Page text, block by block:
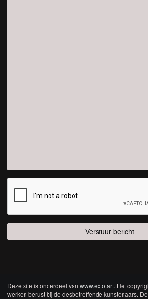
Deze site is onderdeel van www.exto.art. Het
werken berust bij de desbetreffende kunstenaars.